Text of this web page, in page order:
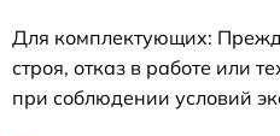
Для комплектующих:
строя, отказ в работе или
при соблюдении условий